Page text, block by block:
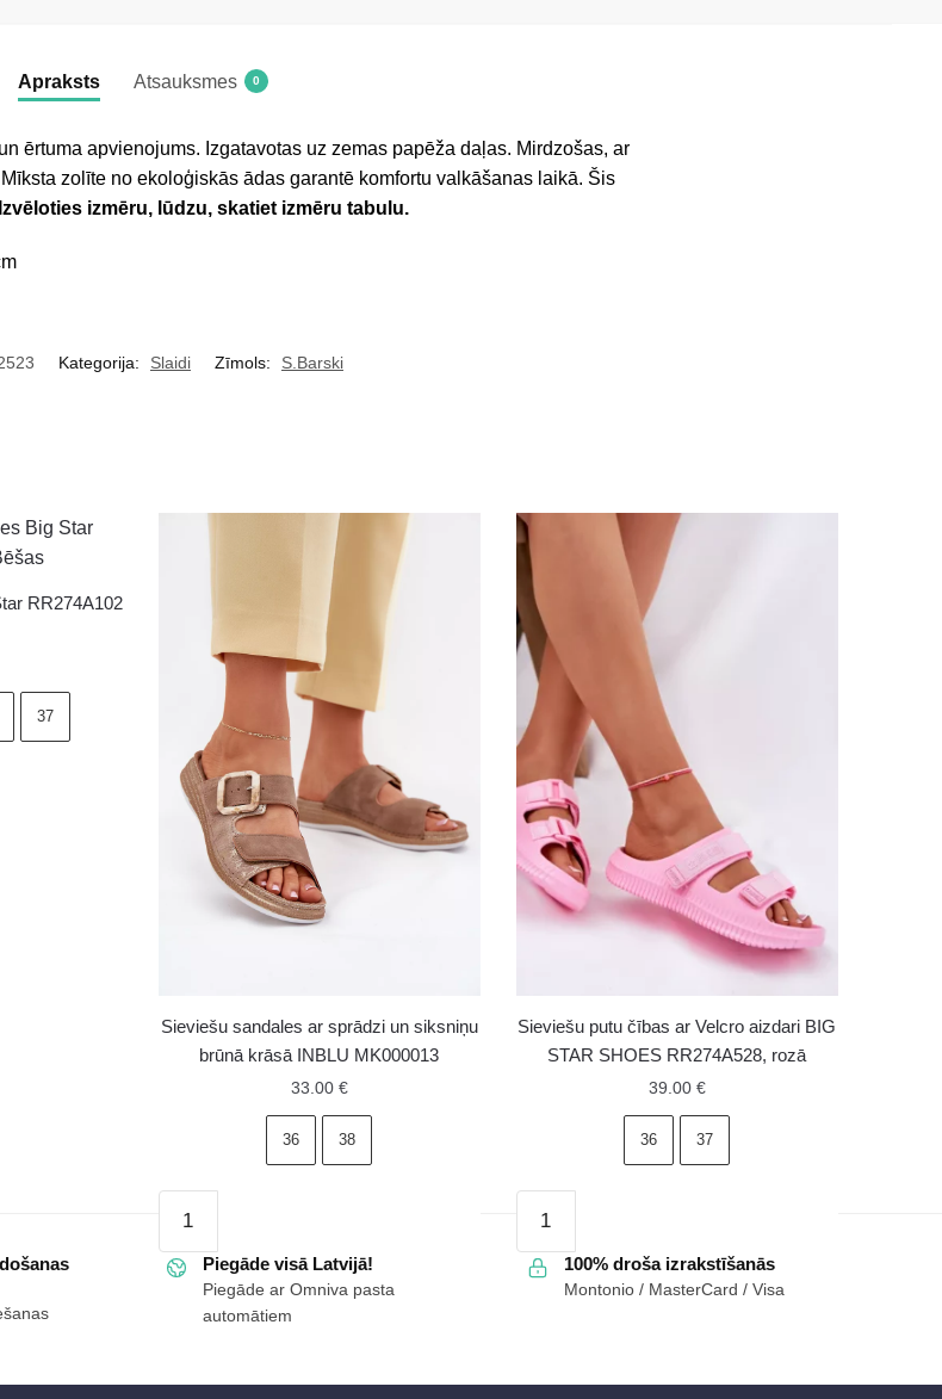
Apraksts Atsauksmes 0
ērtuma apvienojums. Izgatavotas uz zemas papēža daļas. Mirdzošas, ar
zolīte no ekoloģiskās ādas garantē komfortu valkāšanas laikā. Šis
Izvēloties izmēru, lūdzu, skatiet izmēru tabulu.
Kategorija: Slaidi Zīmols: S.Barski
RR274A102
37
Sieviešu sandales ar sprādzi un siksniņu
brūnā krāsā INBLU MK000013
33.00 €
36 38
sandales
ar
sprādzi
brūnā
Sieviešu putu čības ar Velcro aizdari BIG
STAR SHOES RR274A528, rozā
39.00 €
36 37
putu
čības
BIG
Piegāde visā Latvijā!
Piegāde ar Omniva pasta
automātiem
100% droša izrakstīšanās
Montonio / MasterCard / Visa